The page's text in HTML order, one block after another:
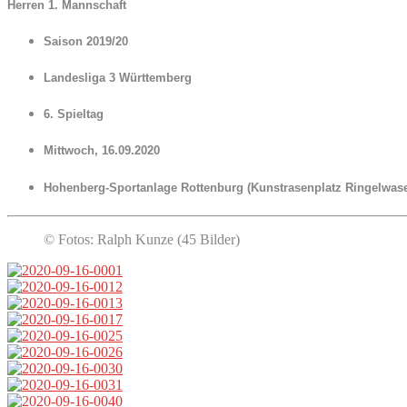
Herren 1. Mannschaft
Saison 2019/20
Landesliga 3 Württemberg
6. Spieltag
Mittwoch, 16.09.2020
Hohenberg-Sportanlage Rottenburg (Kunstrasenplatz
© Fotos: Ralph Kunze (45 Bilder)